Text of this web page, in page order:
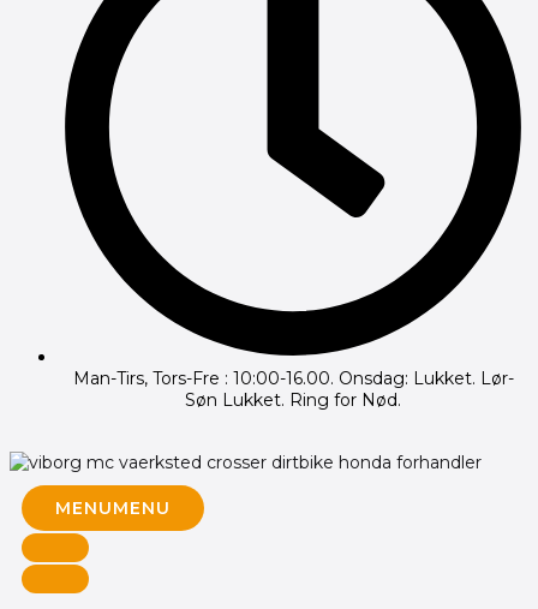
Man-Tirs, Tors-Fre : 10:00-16.00. Onsdag: Lukket. Lør-
Søn Lukket. Ring for Nød.
MENUMENU